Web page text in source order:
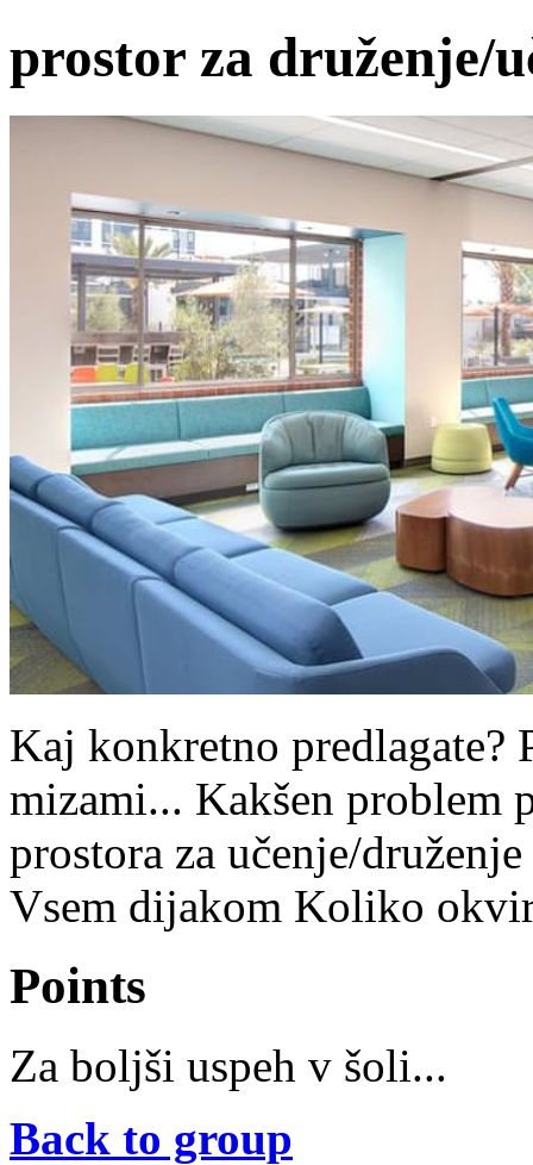
prostor za druženje/
Kaj konkretno
mizami... Kakšen problem
prostora za učenje/
Vsem dijakom Koliko
Points
Za boljši uspeh v šoli...
Back to group